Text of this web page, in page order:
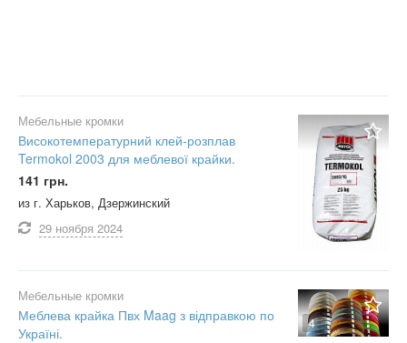
Мебельные кромки
Високотемпературний клей-розплав
Termokol 2003 для меблевої крайки.
141 грн.
из г. Харьков, Дзержинский
29 ноября 2024
4
Мебельные кромки
Меблева крайка Пвх Maag з відправкою по
Україні.